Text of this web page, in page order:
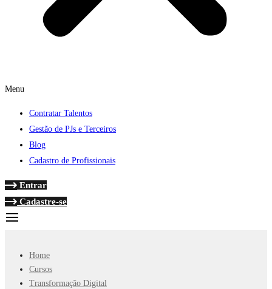
Menu
Contratar Talentos
Gestão de PJs e Terceiros
Blog
Cadastro de Profissionais
Entrar
Cadastre-se
Home
Cursos
Transformação Digital